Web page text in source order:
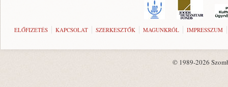
ELŐFIZETÉS KAPCSOLAT SZERKESZTŐK MAGUNKRÓL IMPRESSZUM
© 1989-2026